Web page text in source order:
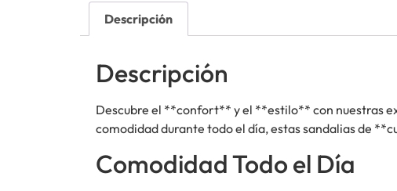
Descripción
Descripción
Descubre el **confort** y el **estilo** con nuestras
comodidad durante todo el día, estas sandalias de
Comodidad Todo el Día